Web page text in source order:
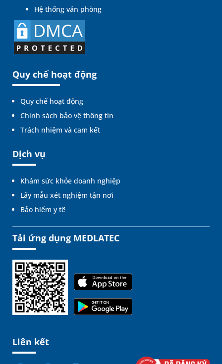
Hệ thống văn phòng
Quy chế hoạt động
Quy chế hoạt động
Chính sách bảo vệ thông tin
Trách nhiệm và cam kết
Dịch vụ
Khám sức khỏe doanh nghiệp
Lấy mẫu xét nghiệm tận nơi
Bảo hiểm y tế
Tải ứng dụng MEDLATEC
Liên kết